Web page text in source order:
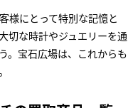
様にとって特別な記憶と
切な時計やジュエリーを通
。宝石広場は、これからも